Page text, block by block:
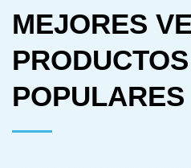
MEJORES
PRODUCTOS
POPULARES